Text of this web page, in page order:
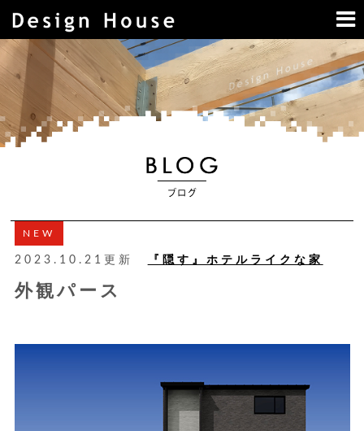
NEW
2023.10.21更新 『隠す』ホテルライクな家
外観パース